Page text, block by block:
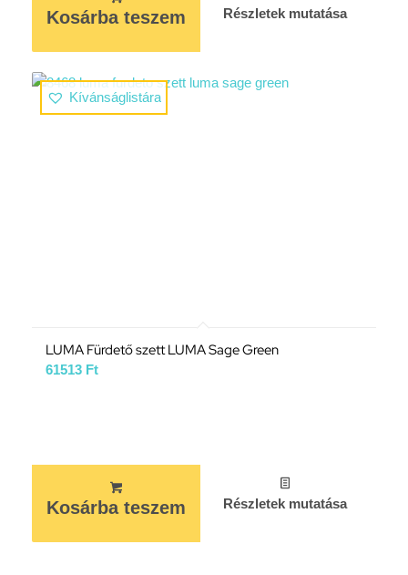
Kosárba teszem Részletek mutatása
Kívánságlistára
LUMA Fürdető szett LUMA Sage Green
61513 Ft
Kosárba teszem Részletek mutatása